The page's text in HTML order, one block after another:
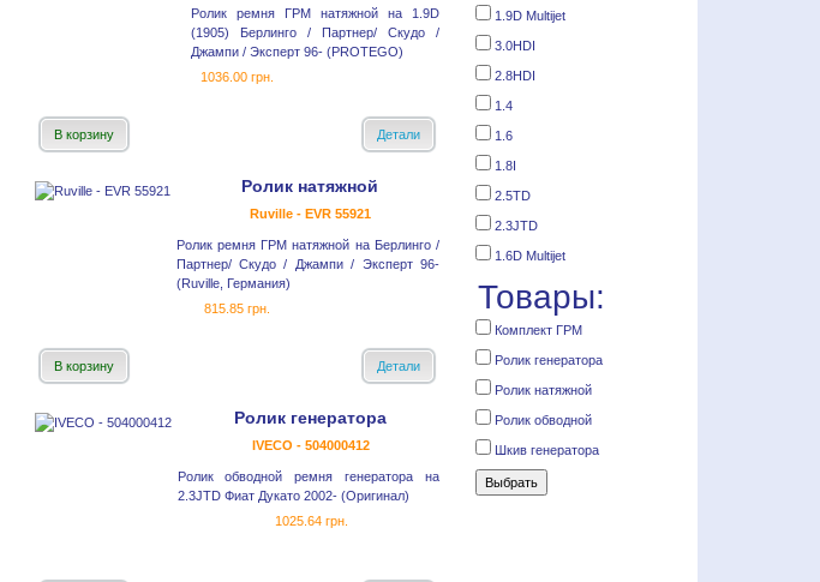
Ролик ремня ГРМ натяжной на 1.9D
(1905) Берлинго / Партнер/ Скудо /
Джампи / Эксперт 96- (PROTEGO)
1036.00 грн.
В корзину Детали
Ролик натяжной
Ruville - EVR 55921
Ролик ремня ГРМ натяжной на Берлинго /
Партнер/ Скудо / Джампи / Эксперт 96-
(Ruville, Германия)
815.85 грн.
В корзину Детали
Ролик генератора
IVECO - 504000412
Ролик обводной ремня генератора на
2.3JTD Фиат Дукато 2002- (Оригинал)
1025.64 грн.
1.9D Multijet
3.0HDI
2.8HDI
1.4
1.6
1.8I
2.5TD
2.3JTD
1.6D Multijet
Товары:
Комплект ГРМ
Ролик генератора
Ролик натяжной
Ролик обводной
Шкив генератора